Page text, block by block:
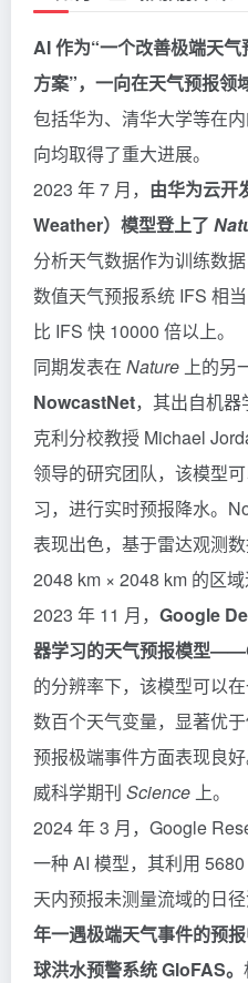
AI 作为“一个改善极端天
方案”，一向在天气预报领
包括华为、清华大学等在
向均取得了重大进展。
2023 年 7 月， 由华为云开
Weather）模型登上了
分析天气数据作为训练数
数值天气预报系统 IFS 相
比 IFS 快 10000 倍以上。
同期发表在 Nature 上的另
NowcastNet，其出自机
克利分校教授 Michael
领导的研究团队，该模型
习，进行实时预报降水。
表现出色，基于雷达观测
2048 km × 2048 km 的区域
2023 年 11 月， Google
器学习的天气预报模型
的分辨率下，该模型可以
数百个天气变量，显著优
预报极端事件方面表现良
威科学期刊 Science 上。
2024 年 3 月，Google
一种 AI 模型，其利用
天内预报未测量流域的日径
年一遇极端天气事件的预
球洪水预警系统 GloFAS。